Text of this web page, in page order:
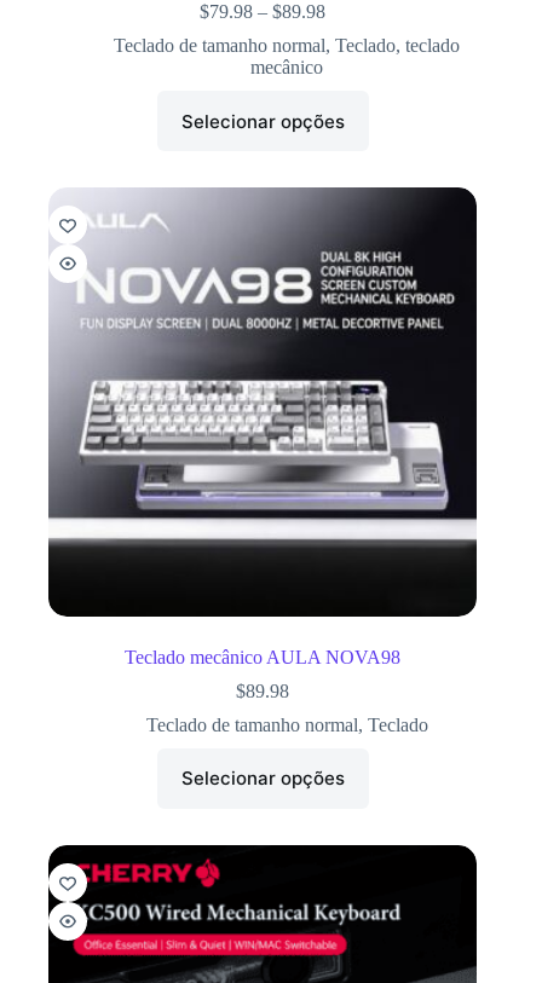
$79.98 – $89.98
Teclado de tamanho normal,Teclado,teclado
mecânico
Selecionar opções
Teclado mecânico AULA NOVA98
$89.98
Teclado de tamanho normal, Teclado
Selecionar opções